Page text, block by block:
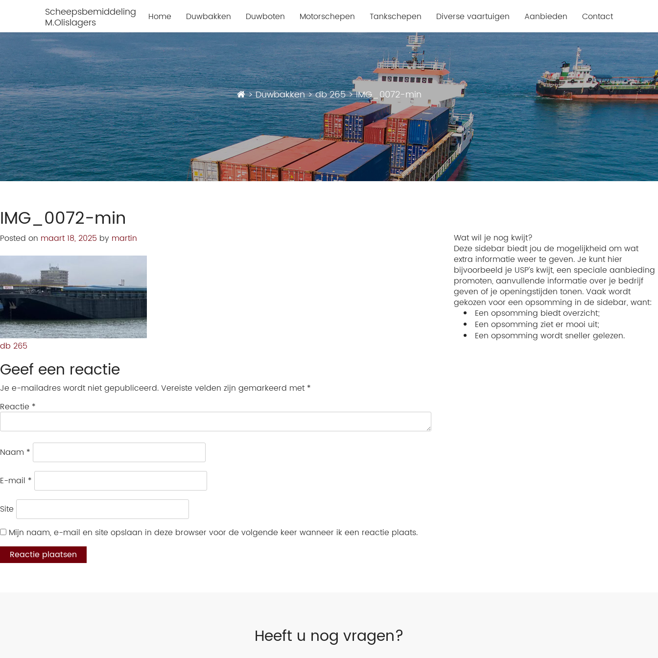
Scheepsbemiddeling
M.Olislagers Home Duwbakken Duwboten Motorschepen Tankschepen Diverse vaartuigen Aanbieden Contact
>Duwbakken>db 265>IMG_0072-min
IMG_0072-min
Posted on maart 18, 2025 by martin
db 265
Geef een reactie
Je e-mailadres wordt niet gepubliceerd.Vereiste velden zijn gemarkeerd met *
Reactie *
Naam *
E-mail *
Site
Mijn naam, e-mail en site opslaan in deze browser voor de volgende keer wanneer ik een reactie plaats.
Wat wil je nog kwijt?
Deze sidebar biedt jou de mogelijkheid om wat
extra informatie weer te geven. Je kunt hier
bijvoorbeeld je USP’s kwijt, een speciale aanbieding
promoten, aanvullende informatie over je bedrijf
geven of je openingstijden tonen. Vaak wordt
gekozen voor een opsomming in de sidebar, want:
Een opsomming biedt overzicht;
Een opsomming ziet er mooi uit;
Een opsomming wordt sneller gelezen.
Heeft u nog vragen?